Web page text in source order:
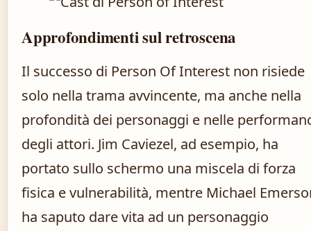
Approfondimenti sul retroscena
Il successo di Person Of Interest non risiede
solo nella trama avvincente, ma anche nella
profondità dei personaggi e nelle
degli attori. Jim Caviezel, ad esempio, ha
portato sullo schermo una miscela di forza
fisica e vulnerabilità, mentre Michael
ha saputo dare vita ad un personaggio